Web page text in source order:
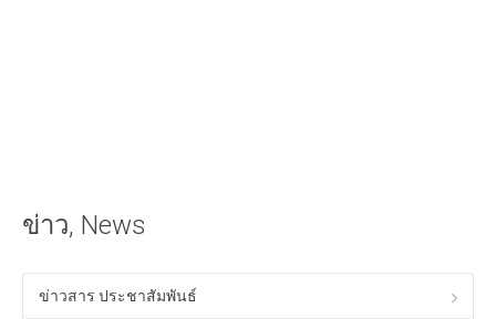
ทำ SEO ให้ติดหน้าแรกของ Google
ควมรู้พื้อนฐานทางด้าน HTML
ข่าว, News
ข่าวสาร ประชาสัมพันธ์